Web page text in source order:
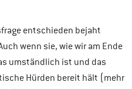
entschieden bejaht
wenn sie, wie wir am Ende
umständlich ist und das
Hürden bereit hält (mehr